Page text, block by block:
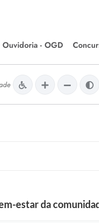
Ouvidoria - OGD
Meio Ambiente
estar da